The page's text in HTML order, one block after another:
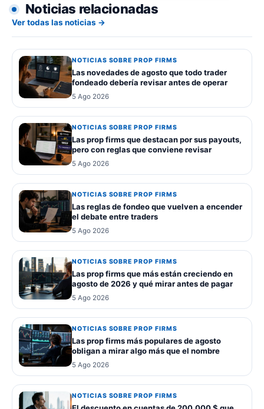
Noticias relacionadas
Ver todas las noticias →
NOTICIAS SOBRE PROP FIRMS
Las novedades de agosto que todo trader
fondeado debería revisar antes de operar
5 Ago 2026
NOTICIAS SOBRE PROP FIRMS
Las prop firms que destacan por sus payouts,
pero con reglas que conviene revisar
5 Ago 2026
NOTICIAS SOBRE PROP FIRMS
Las reglas de fondeo que vuelven a encender
el debate entre traders
5 Ago 2026
NOTICIAS SOBRE PROP FIRMS
Las prop firms que más están creciendo en
agosto de 2026 y qué mirar antes de pagar
5 Ago 2026
NOTICIAS SOBRE PROP FIRMS
Las prop firms más populares de agosto
obligan a mirar algo más que el nombre
5 Ago 2026
NOTICIAS SOBRE PROP FIRMS